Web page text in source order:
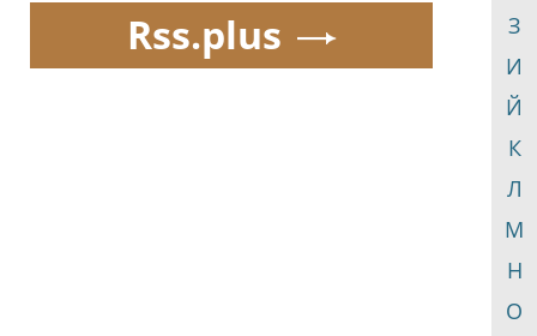
З
И
Й
К
Л
М
Н
О
Rss.plus